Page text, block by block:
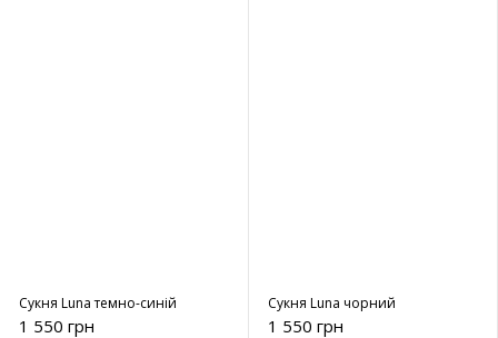
Сукня Luna темно-синій
1 550 грн
Сукня Luna чорний
1 550 грн